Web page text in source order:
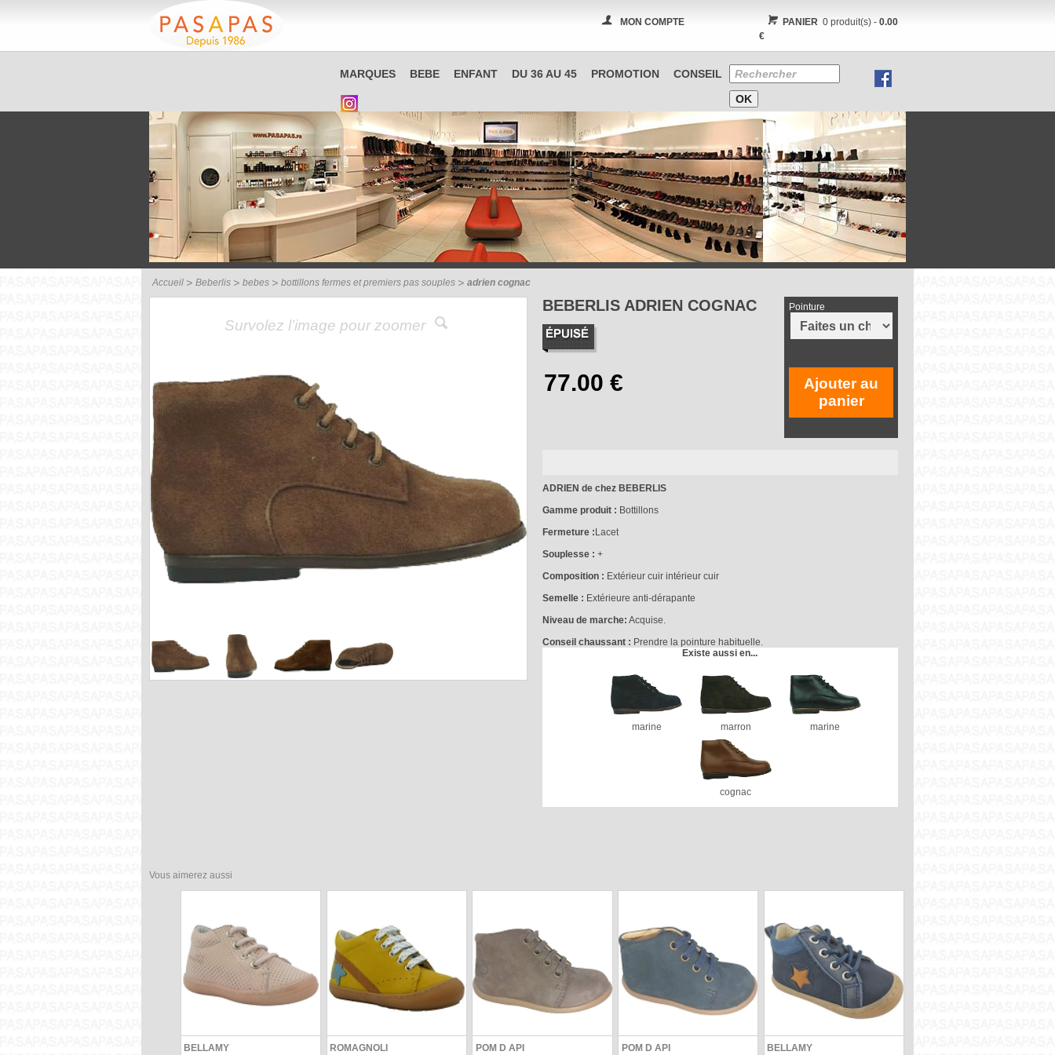
MON COMPTE PANIER 0 produit(s) -0.00
€
MARQUES BEBE ENFANT DU 36 AU 45 PROMOTION CONSEIL
Accueil Beberlis bebes bottillons fermes et premiers pas souples adrien cognac
Survolez l’image pour zoomer
BEBERLIS ADRIEN COGNAC Pointure
Ajouter au
panier
ADRIEN de chez BEBERLIS
Gamme produit : Bottillons
Fermeture : Lacet
Souplesse : +
Composition : Extérieur cuir intérieur cuir
Semelle : Extérieure anti-dérapante
Niveau de marche: Acquise.
Conseil chaussant : Prendre la pointure habituelle.
Existe aussi en...
marine marron marine
cognac
Vous aimerez aussi
BELLAMY
ROMAGNOLI
POM D API
POM D API
BELLAMY